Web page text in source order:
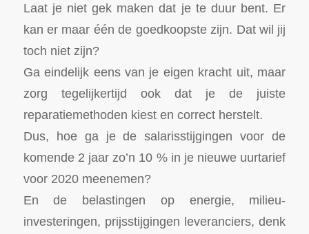
Laat je niet gek maken dat je te duur bent. Er
kan er maar één de goedkoopste zijn. Dat wil jij
toch niet zijn?
Ga eindelijk eens van je eigen kracht uit, maar
zorg tegelijkertijd ook dat je de juiste
reparatiemethoden kiest en correct herstelt.
Dus, hoe ga je de salarisstijgingen voor de
komende 2 jaar zo’n 10 % in je nieuwe uurtarief
voor 2020 meenemen?
En de belastingen op energie, milieu-
investeringen, prijsstijgingen leveranciers, denk